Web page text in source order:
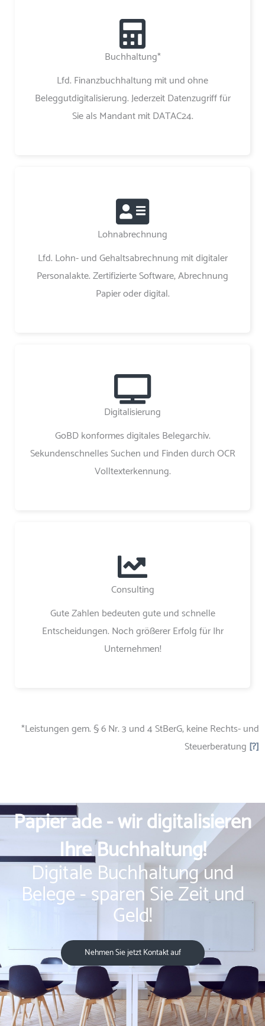
Buchhaltung*
Lfd. Finanzbuchhaltung mit und ohne
Beleggutdigitalisierung. Jederzeit Datenzugriff für
Sie als Mandant mit DATAC24.
Lohnabrechnung
Lfd. Lohn- und Gehaltsabrechnung mit digitaler
Personalakte. Zertifizierte Software, Abrechnung
Papier oder digital.
Digitalisierung
GoBD konformes digitales Belegarchiv.
Sekundenschnelles Suchen und Finden durch OCR
Volltexterkennung.
Consulting
Gute Zahlen bedeuten gute und schnelle
Entscheidungen. Noch größerer Erfolg für Ihr
Unternehmen!
*Leistungen gem. § 6 Nr. 3 und 4 StBerG, keine Rechts- und
Steuerberatung [?]
Papier ade - wir digitalisieren
Ihre Buchhaltung!
Digitale Buchhaltung und
Belege - sparen Sie Zeit und
Geld!
Nehmen Sie jetzt Kontakt auf